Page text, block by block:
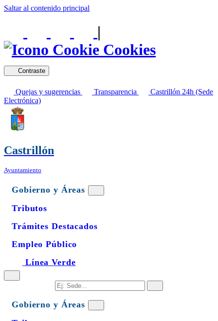
Saltar al contenido principal
|
Cookies
Contraste
Quejas y sugerencias Transparencia
Castrillón 24h (Sede
Electrónica)
Castrillón
Ayuntamiento
Gobierno y Áreas
Tributos
Trámites Destacados
Empleo Público
Línea Verde
Gobierno y Áreas